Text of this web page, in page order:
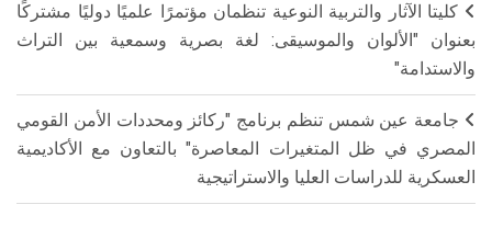
كليتا الآثار والتربية النوعية تنظمان مؤتمرًا علميًا دوليًا مشتركًا
بعنوان "الألوان والموسيقى: لغة بصرية وسمعية بين التراث
والاستدامة"
جامعة عين شمس تنظم برنامج "ركائز ومحددات الأمن القومي
المصري في ظل المتغيرات المعاصرة" بالتعاون مع الأكاديمية
العسكرية للدراسات العليا والاستراتيجية